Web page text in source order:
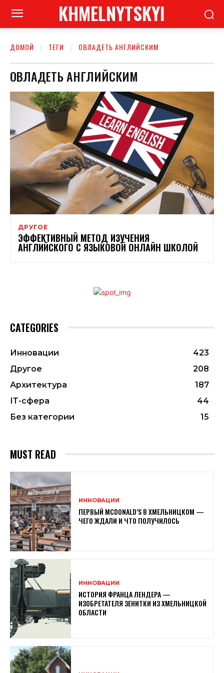
KHMELNYTSKYI
ДОМОЙ ТЕГИ ОВЛАДЕТЬ АНГЛИЙСКИМ
ОВЛАДЕТЬ АНГЛИЙСКИМ
ДРУГОЕ
ЭФФЕКТИВНЫЙ МЕТОД ИЗУЧЕНИЯ
АНГЛИЙСКОГО С ЯЗЫКОВОЙ ОНЛАЙН ШКОЛОЙ
CATEGORIES
Инновации
423
Другое
208
Архитектура
187
ІТ-сфера
44
Без категории
15
MUST READ
ИННОВАЦИИ
ПЕРВЫЙ MCDONALD’S В ХМЕЛЬНИЦКОМ —
ЧЕГО ЖДАЛИ И ЧТО ПОЛУЧИЛОСЬ
ИННОВАЦИИ
ИСТОРИЯ ФРАНЦА ЛЕНДЕРА —
ИЗОБРЕТАТЕЛЯ ЗЕНИТКИ ИЗ ХМЕЛЬНИЦКОЙ
ОБЛАСТИ